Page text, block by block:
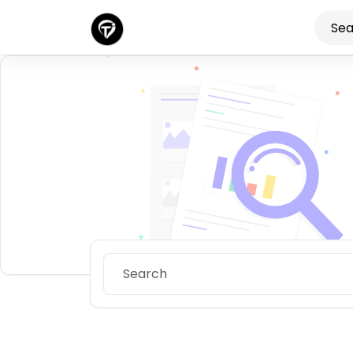
Discover